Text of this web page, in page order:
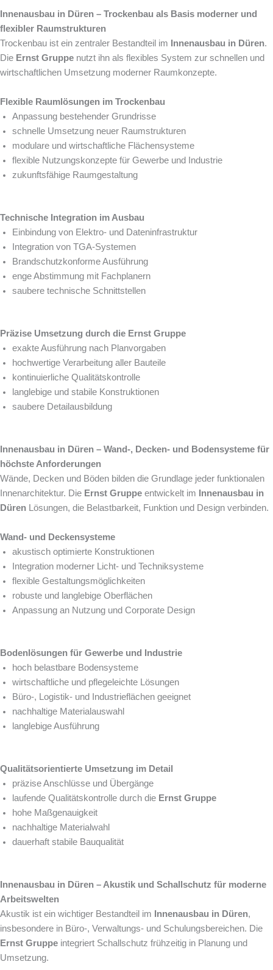
Innenausbau in Düren – Trockenbau als Basis moderner und
flexibler Raumstrukturen
Trockenbau ist ein zentraler Bestandteil im
Innenausbau in Düren.
Die Ernst Gruppe nutzt ihn als flexibles System zur schnellen und
wirtschaftlichen Umsetzung moderner Raumkonzepte.
Flexible Raumlösungen im Trockenbau
Anpassung bestehender Grundrisse
schnelle Umsetzung neuer Raumstrukturen
modulare und wirtschaftliche Flächensysteme
flexible Nutzungskonzepte für Gewerbe und Industrie
zukunftsfähige Raumgestaltung
Technische Integration im Ausbau
Einbindung von Elektro- und Dateninfrastruktur
Integration von TGA-Systemen
Brandschutzkonforme Ausführung
enge Abstimmung mit Fachplanern
saubere technische Schnittstellen
Präzise Umsetzung durch die Ernst Gruppe
exakte Ausführung nach Planvorgaben
hochwertige Verarbeitung aller Bauteile
kontinuierliche Qualitätskontrolle
langlebige und stabile Konstruktionen
saubere Detailausbildung
Innenausbau in Düren – Wand-, Decken- und Bodensysteme für
höchste Anforderungen
Wände, Decken und Böden bilden die Grundlage jeder funktionalen
Innenarchitektur. Die Ernst Gruppe entwickelt im
Innenausbau in
Düren Lösungen, die Belastbarkeit, Funktion und Design verbinden.
Wand- und Deckensysteme
akustisch optimierte Konstruktionen
Integration moderner Licht- und Techniksysteme
flexible Gestaltungsmöglichkeiten
robuste und langlebige Oberflächen
Anpassung an Nutzung und Corporate Design
Bodenlösungen für Gewerbe und Industrie
hoch belastbare Bodensysteme
wirtschaftliche und pflegeleichte Lösungen
Büro-, Logistik- und Industrieflächen geeignet
nachhaltige Materialauswahl
langlebige Ausführung
Qualitätsorientierte Umsetzung im Detail
präzise Anschlüsse und Übergänge
laufende Qualitätskontrolle durch die Ernst Gruppe
hohe Maßgenauigkeit
nachhaltige Materialwahl
dauerhaft stabile Bauqualität
Innenausbau in Düren – Akustik und Schallschutz für moderne
Arbeitswelten
Akustik ist ein wichtiger Bestandteil im Innenausbau in Düren,
insbesondere in Büro-, Verwaltungs- und Schulungsbereichen. Die
Ernst Gruppe integriert Schallschutz frühzeitig in Planung und
Umsetzung.